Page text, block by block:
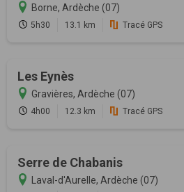
Borne, Ardèche (07)
5h30 13.1 km Tracé GPS
Les Eynès
Gravières, Ardèche (07)
4h00 12.3 km Tracé GPS
Serre de Chabanis
Laval-d'Aurelle, Ardèche (07)